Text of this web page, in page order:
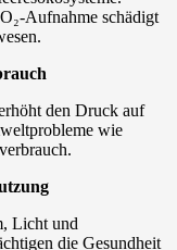
Aufnahme schädigt
den Druck auf
wie
Licht und
die Gesundheit